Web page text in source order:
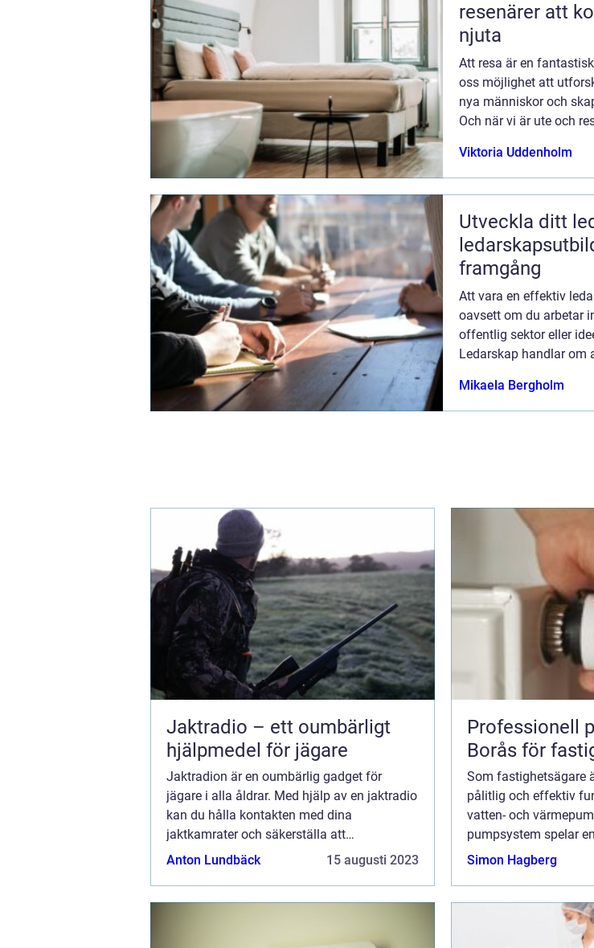
resenärer att
njuta
Att resa är en
oss möjlighet att
nya människor och
Och när vi är ute och
Viktoria Uddenholm
Utveckla ditt
framgång
Att vara en effektiv
oavsett om du arbetar
offentlig sektor eller
Ledarskap handlar om
gemensamma m...
Mikaela Bergholm
Jaktradio – ett oumbärligt
hjälpmedel för jägare
Jaktradion är en oumbärlig gadget för
jägare i alla åldrar. Med hjälp av en jaktradio
kan du hålla kontakten med dina
jaktkamrater och säkerställa att
jaktrutinerna går smidigt. Jaktradion är ...
Anton Lundbäck 15 augusti 2023
Professionell
Borås för
Som fastighetsägare
pålitlig och effektiv
vatten- och
pumpsystem spelar
skapa en behaglig
Simon Hagberg